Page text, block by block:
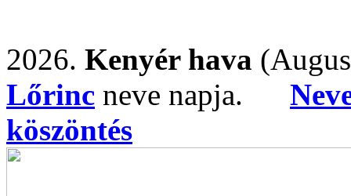
2026. Kenyér hava
Lőrinc neve napja.
köszöntés